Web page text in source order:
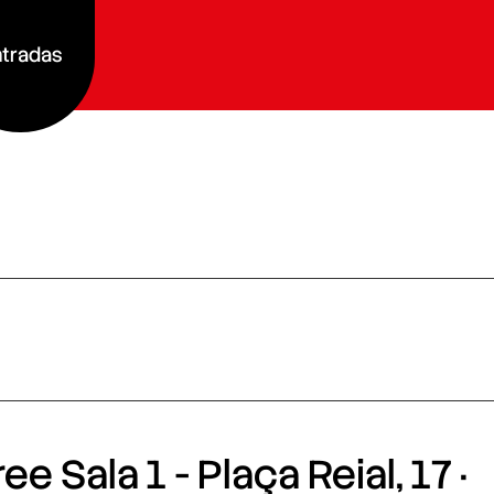
Sala 1 - Plaça Reial, 17 ·